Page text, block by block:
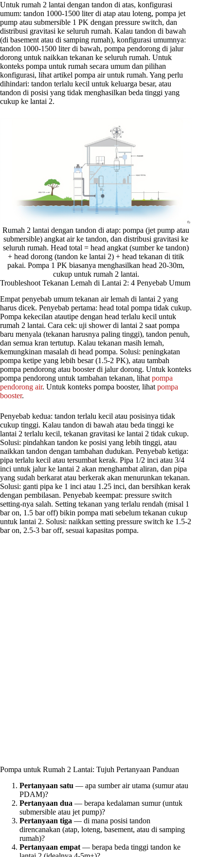
Untuk rumah 2 lantai dengan tandon di atas, konfigurasi
umum: tandon 1000-1500 liter di atap atau loteng, pompa jet
pump atau submersible 1 PK dengan pressure switch, dan
distribusi gravitasi ke seluruh rumah. Kalau tandon di bawah
(di basement atau di samping rumah), konfigurasi umumnya:
tandon 1000-1500 liter di bawah, pompa pendorong di jalur
dorong untuk naikkan tekanan ke seluruh rumah. Untuk
konteks pompa untuk rumah secara umum dan pilihan
konfigurasi, lihat artikel pompa air untuk rumah. Yang perlu
dihindari: tandon terlalu kecil untuk keluarga besar, atau
tandon di posisi yang tidak menghasilkan beda tinggi yang
cukup ke lantai 2.
Rumah 2 lantai dengan tandon di atap: pompa (jet pump atau
submersible) angkat air ke tandon, dan distribusi gravitasi ke
seluruh rumah. Head total = head angkat (sumber ke tandon)
+ head dorong (tandon ke lantai 2) + head tekanan di titik
pakai. Pompa 1 PK biasanya menghasilkan head 20-30m,
cukup untuk rumah 2 lantai.
Troubleshoot Tekanan Lemah di Lantai 2: 4 Penyebab Umum
Empat penyebab umum tekanan air lemah di lantai 2 yang
harus dicek. Penyebab pertama: head total pompa tidak cukup.
Pompa kekecilan atautipe dengan head terlalu kecil untuk
rumah 2 lantai. Cara cek: uji shower di lantai 2 saat pompa
baru menyala (tekanan harusnya paling tinggi), tandon penuh,
dan semua kran tertutup. Kalau tekanan masih lemah,
kemungkinan masalah di head pompa. Solusi: peningkatan
pompa ketipe yang lebih besar (1.5-2 PK), atau tambah
pompa pendorong atau booster di jalur dorong. Untuk konteks
pompa pendorong untuk tambahan tekanan, lihat pompa
pendorong air. Untuk konteks pompa booster, lihat pompa
booster.
Penyebab kedua: tandon terlalu kecil atau posisinya tidak
cukup tinggi. Kalau tandon di bawah atau beda tinggi ke
lantai 2 terlalu kecil, tekanan gravitasi ke lantai 2 tidak cukup.
Solusi: pindahkan tandon ke posisi yang lebih tinggi, atau
naikkan tandon dengan tambahan dudukan. Penyebab ketiga:
pipa terlalu kecil atau tersumbat kerak. Pipa 1/2 inci atau 3/4
inci untuk jalur ke lantai 2 akan menghambat aliran, dan pipa
yang sudah berkarat atau berkerak akan menurunkan tekanan.
Solusi: ganti pipa ke 1 inci atau 1.25 inci, dan bersihkan kerak
dengan pembilasan. Penyebab keempat: pressure switch
setting-nya salah. Setting tekanan yang terlalu rendah (misal 1
bar on, 1.5 bar off) bikin pompa mati sebelum tekanan cukup
untuk lantai 2. Solusi: naikkan setting pressure switch ke 1.5-2
bar on, 2.5-3 bar off, sesuai kapasitas pompa.
Pompa untuk Rumah 2 Lantai: Tujuh Pertanyaan Panduan
Pertanyaan satu — apa sumber air utama (sumur atau
PDAM)?
Pertanyaan dua — berapa kedalaman sumur (untuk
submersible atau jet pump)?
Pertanyaan tiga — di mana posisi tandon
direncanakan (atap, loteng, basement, atau di samping
rumah)?
Pertanyaan empat — berapa beda tinggi tandon ke